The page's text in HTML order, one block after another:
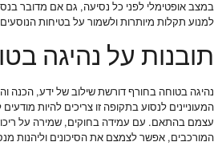
במצב אופטימלי לפני כל נסיעה, גם אם מדובר
למנוע תקלות מיותרות ולשמור על בטיחות
תובנות על נהיגה
נהיגה בטוחה בחורף דורשת שילוב של ידע, הכנה
המעוניינים לנסוע בתקופה זו צריכים להיות מודעים
עצמם בהתאם. עם עמידה בחוקים, שמירה על
המורכבים, אפשר לצמצם את הסיכונים וליהנות